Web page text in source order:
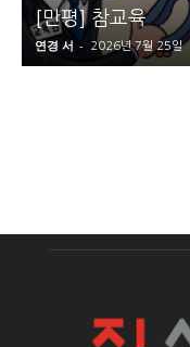
[만평] 참교육
연경 서 - 2026년 7월 25일